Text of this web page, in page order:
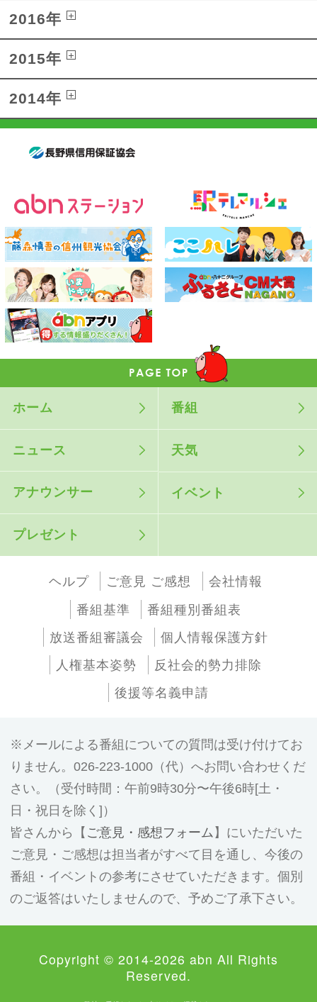
2016年
2015年
2014年
ホーム 番組
ニュース 天気
アナウンサー イベント
プレゼント
ヘルプ ご意見 ご感想
会社情報
番組基準
番組種別番組表
放送番組審議会
個人情報保護方針
人権基本姿勢
反社会的勢力排除
後援等名義申請
メールによる番組についての質問は受け付けてお
りません。026-223-1000（代）へお問い合わせくだ
さい。（受付時間：午前9時30分〜午後6時[土・
日・祝日を除く]）
皆さんから【 ご意見・感想フォーム 】にいただいた
ご意見・ご感想は担当者がすべて目を通し、今後の
番組・イベントの参考にさせていただきます。個別
のご返答はいたしませんので、予めご了承下さい。
Copyright © 2014-2026 abn All Rights
Reserved.